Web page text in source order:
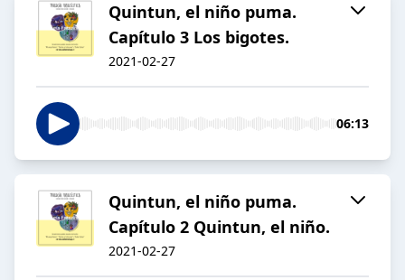
Quintun, el niño puma.
Capítulo 3 Los bigotes.
2021-02-27
06:13
Quintun, el niño puma.
Capítulo 2 Quintun, el niño.
2021-02-27